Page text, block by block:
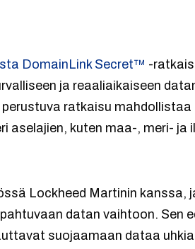
DomainLink Secret™ -
ja reaaliaikaiseen
ratkaisu
aselajien, kuten maa-, meri- ja
Lockheed Martinin kanssa,
datan vaihtoon. Sen
suojaamaan dataa